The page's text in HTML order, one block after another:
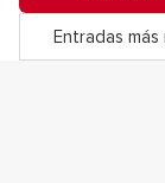
Entradas más